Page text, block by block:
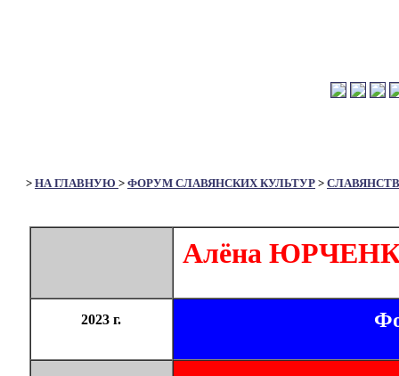
> НА ГЛАВНУЮ > ФОРУМ СЛАВЯНСКИХ КУЛЬТУР >
Алёна
2023 г.